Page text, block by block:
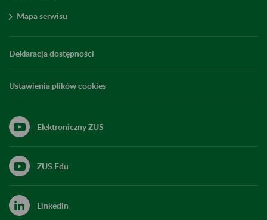
Mapa serwisu
Deklaracja dostępności
Ustawienia plików cookies
Elektroniczny ZUS
ZUS Edu
Linkedin